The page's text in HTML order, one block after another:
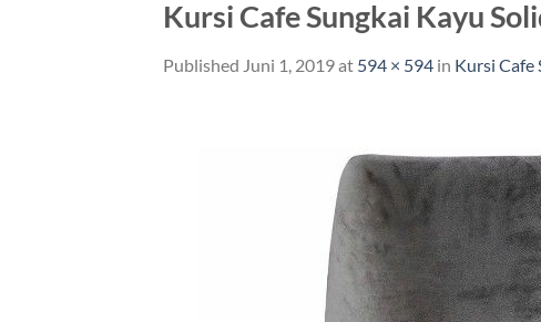
Kursi Cafe Sungkai Kayu
Published Juni 1, 2019at 594 × 594 in Kursi Cafe